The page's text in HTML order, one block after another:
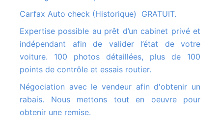
Carfax Auto check (Historique) GRATUIT.
Expertise possible au prêt d’un cabinet privé et
indépendant afin de valider l’état de votre
voiture. 100 photos détaillées, plus de 100
points de contrôle et essais routier.
Négociation avec le vendeur afin d'obtenir un
rabais. Nous mettons tout en oeuvre pour
obtenir une remise.